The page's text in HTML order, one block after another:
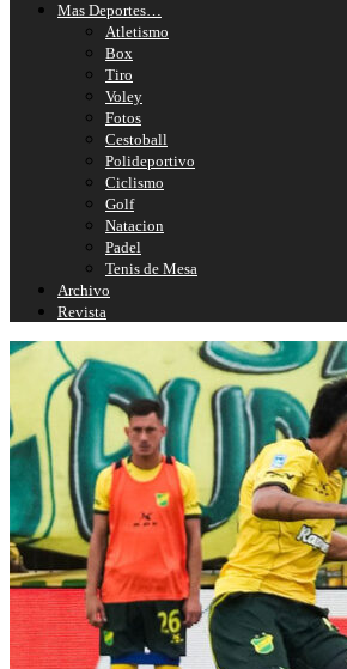
Mas Deportes…
Atletismo
Box
Tiro
Voley
Fotos
Cestoball
Polideportivo
Ciclismo
Golf
Natacion
Padel
Tenis de Mesa
Archivo
Revista